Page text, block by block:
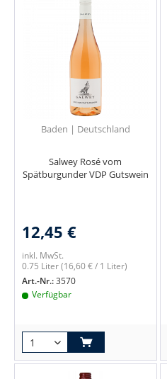
Baden | Deutschland
Salwey Rosé vom
Spätburgunder VDP Gutswein
12,45 €
inkl. MwSt.
0.75 Liter(16,60 € / 1 Liter)
Art.-Nr.:3570
Verfügbar